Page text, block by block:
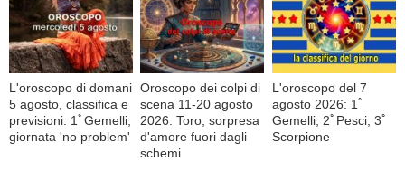
L'oroscopo di domani
5 agosto, classifica e
previsioni: 1ﾟGemelli,
giornata 'no problem'
Oroscopo dei colpi di
scena 11-20 agosto
2026: Toro, sorpresa
d'amore fuori dagli
schemi
L'oroscopo del 7
agosto 2026: 1ﾟ
Gemelli, 2ﾟPesci, 3ﾟ
Scorpione